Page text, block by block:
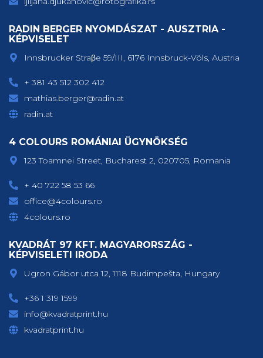
RADIN BERGER NYOMDÁSZAT - AUSZTRIA -
KÉPVISELET
Innsbrucker Straβe 59/III, 6176 Innsbruck-Völs, Austria
+ 381 43 512 302 412
mathias.berger@radin.at
radin.at
4 COLOURS ROMÁNIAI ÜGYNÖKSÉG
123 Toamnei Street, Bucharest 2, 020705, Romania
+ 40 722 58 53 66
office@4colours.ro
4colours.ro
KVADRÁT 97 KFT. MAGYARORSZÁG -
KÉPVISELETI IRODA
Ugron Gábor utca 12, 1118 Budimpešta, Hungary
+36 1 319 1599
info@kvadratprint.hu
kvadratprint.hu